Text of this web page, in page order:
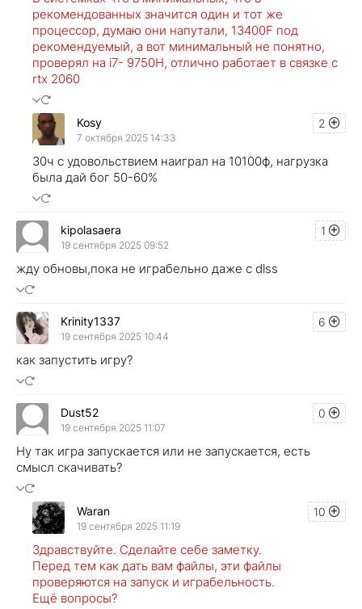
рекомендованных значится один и тот же
процессор, думаю они напутали, 13400F под
рекомендуемый, а вот минимальный не понятно,
проверял на i7- 9750H, отлично работает в связке с
rtx 2060
2
Kosy
7 октября 2025 14:33
30ч с удовольствием наиграл на 10100ф, нагрузка
была дай бог 50-60%
1
kipolasaera
19 сентября 2025 09:52
жду обновы,пока не играбельно даже с dlss
6
Krinity1337
19 сентября 2025 10:44
как запустить игру?
0
Dust52
19 сентября 2025 11:07
Ну так игра запускается или не запускается, есть
смысл скачивать?
10
Waran
19 сентября 2025 11:19
Здравствуйте. Сделайте себе заметку.
Перед тем как дать вам файлы, эти файлы
проверяются на запуск и играбельность.
Ещё вопросы?